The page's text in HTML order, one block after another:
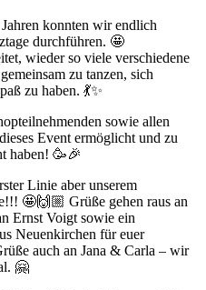
konnten wir endlich
durchführen. 🤩
wieder so viele verschiedene
zu tanzen, sich
zu haben. 💃✨
sowie allen
Event ermöglicht und zu
haben! 🥳🎉
Linie aber unserem
🤩🙌🏼 Grüße gehen raus an
Ernst Voigt sowie ein
Neuenkirchen für euer
auch an Jana & Carla – wir
🤗